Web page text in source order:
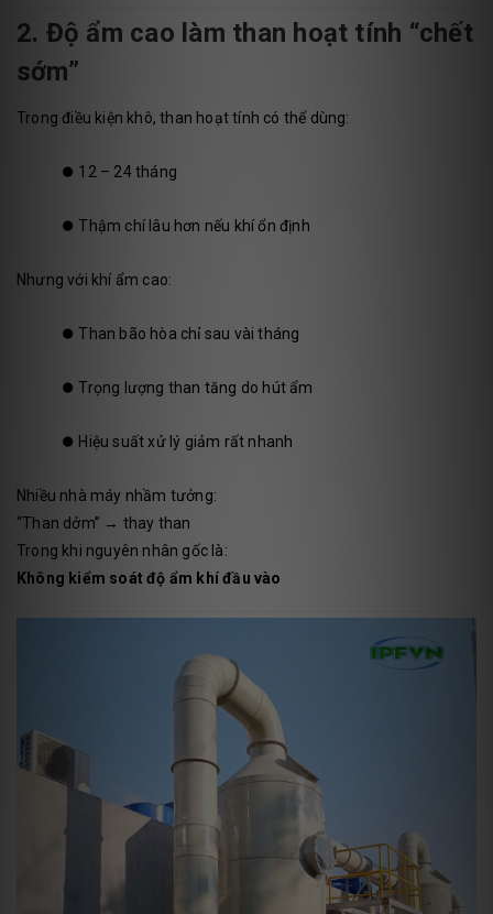
2. Độ ẩm cao làm than hoạt tính “chết
sớm”
Trong điều kiện khô, than hoạt tính có thể dùng:
⏺️ 12 – 24 tháng
⏺️Thậm chí lâu hơn nếu khí ổn định
Nhưng với khí ẩm cao:
⏺️Than bão hòa chỉ sau vài tháng
⏺️Trọng lượng than tăng do hút ẩm
⏺️ Hiệu suất xử lý giảm rất nhanh
Nhiều nhà máy nhầm tưởng:
“Than dởm” → thay than
Trong khi nguyên nhân gốc là:
Không kiểm soát độ ẩm khí đầu vào